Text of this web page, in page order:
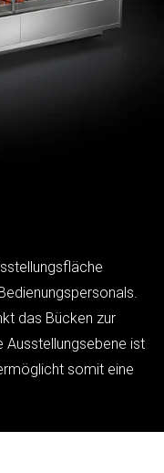
das Bücken zur
Ausstellungsebene ist
somit eine